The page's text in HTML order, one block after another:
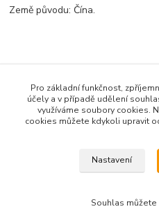
Země původu: Čína.
Všechno zboží
Zdroje a měřící přístroje
Pro základní funkčnost,
účely a v případě udělení
využíváme soubory cookies.
cookies můžete kdykoli upravit
Nastavení
Souhlas